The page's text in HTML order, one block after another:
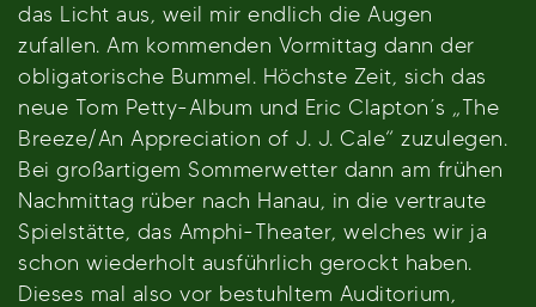
das Licht aus, weil mir endlich die Augen
zufallen. Am kommenden Vormittag dann der
obligatorische Bummel. Höchste Zeit, sich das
neue Tom Petty-Album und Eric Clapton´s „The
Breeze/An Appreciation of J. J. Cale“ zuzulegen.
Bei großartigem Sommerwetter dann am frühen
Nachmittag rüber nach Hanau, in die vertraute
Spielstätte, das Amphi-Theater, welches wir ja
schon wiederholt ausführlich gerockt haben.
Dieses mal also vor bestuhltem Auditorium,